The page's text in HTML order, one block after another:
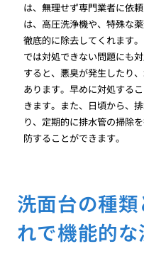
は、無理せず専門業者に依
は、高圧洗浄機や、特殊な
徹底的に除去してくれます
では対処できない問題にも
すると、悪臭が発生したり
あります。早めに対処する
きます。また、日頃から、
り、定期的に排水管の掃除
防することができます。
洗面台の種
れで機能的な